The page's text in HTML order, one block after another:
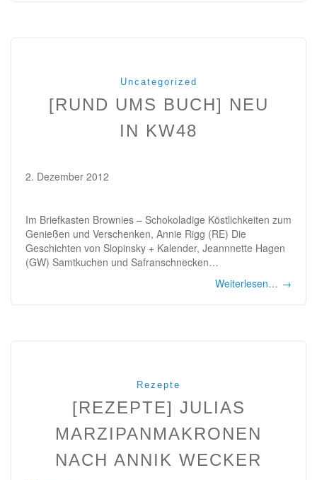
Uncategorized
[RUND UMS BUCH] NEU
IN KW48
2. Dezember 2012
Im Briefkasten Brownies – Schokoladige Köstlichkeiten zum
Genießen und Verschenken, Annie Rigg (RE) Die
Geschichten von Slopinsky + Kalender, Jeannnette Hagen
(GW) Samtkuchen und Safranschnecken…
Weiterlesen… →
Rezepte
[REZEPTE] JULIAS
MARZIPANMAKRONEN
NACH ANNIK WECKER